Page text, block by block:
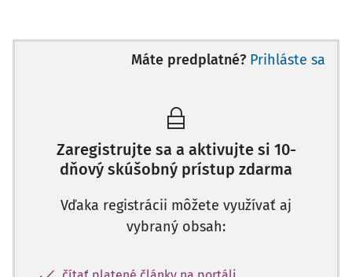
Máte predplatné? Prihláste sa
Zaregistrujte sa a aktivujte si 10-
dňový skúšobný prístup zdarma
Vďaka registrácii môžete využívať aj
vybraný obsah: